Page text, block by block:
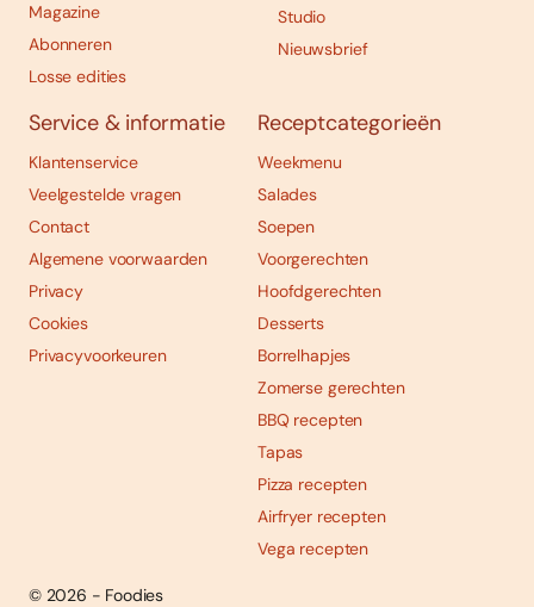
Magazine
Abonneren
Losse edities
Studio
Nieuwsbrief
Service & informatie
Klantenservice
Veelgestelde vragen
Contact
Algemene voorwaarden
Privacy
Cookies
Privacyvoorkeuren
Receptcategorieën
Weekmenu
Salades
Soepen
Voorgerechten
Hoofdgerechten
Desserts
Borrelhapjes
Zomerse gerechten
BBQ recepten
Tapas
Pizza recepten
Airfryer recepten
Vega recepten
© 2026 - Foodies